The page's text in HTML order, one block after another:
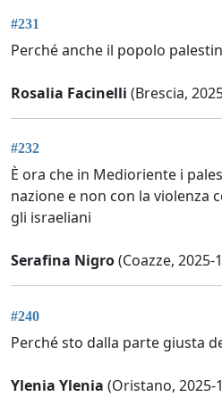
#231
Perché anche il popolo
Rosalia Facinelli (Brescia,
#232
È ora che in Medioriente i
nazione e non con la violenza
gli israeliani
Serafina Nigro(Coazze, 2025-
#240
Perché sto dalla parte giusta
Ylenia Ylenia (Oristano, 2025-